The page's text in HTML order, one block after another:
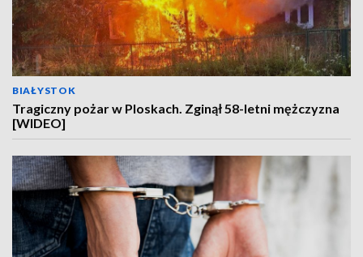
BIAŁYSTOK
Tragiczny pożar w Ploskach. Zginął 58-letni mężczyzna
[WIDEO]